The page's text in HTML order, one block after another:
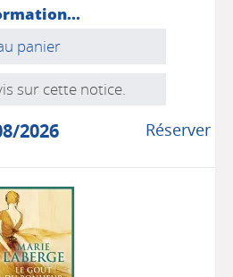
panier
sur cette notice.
Réserver
2026